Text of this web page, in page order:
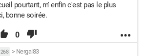
pourtant, m' enfin c'est pas le plus
bonne soirée.
0
> Nergal83